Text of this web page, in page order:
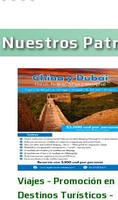
Sonido e
Viajes - Promoción en
Destinos Turísticos -